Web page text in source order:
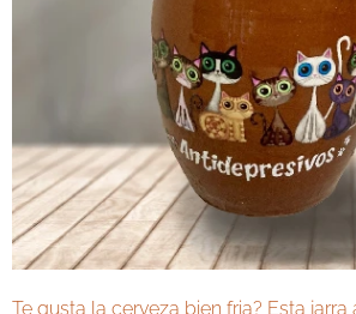
Te gusta la cerveza bien fria? Esta